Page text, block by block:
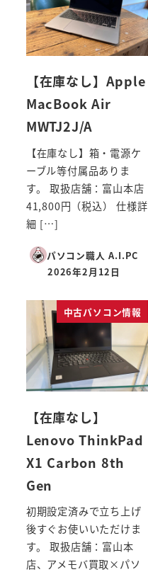
【在庫なし】Apple
MacBook Air
MWTJ2J/A
【在庫なし】箱・電源ケ
ーブル等付属品ありま
す。 取扱店舗：富山本店
41,800円（税込） 仕様詳
細 […]
パソコン職人 A.I.PC
投稿日
2026年2月12日
中古パソコン情報
【在庫なし】
Lenovo ThinkPad
X1 Carbon 8th
Gen
初期設定済みで立ち上げ
後すぐお使いいただけま
す。 取扱店舗：富山本
店、アメモバ買取×パソ